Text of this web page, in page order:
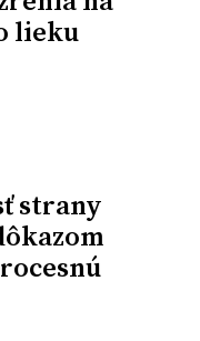
lieku
strany